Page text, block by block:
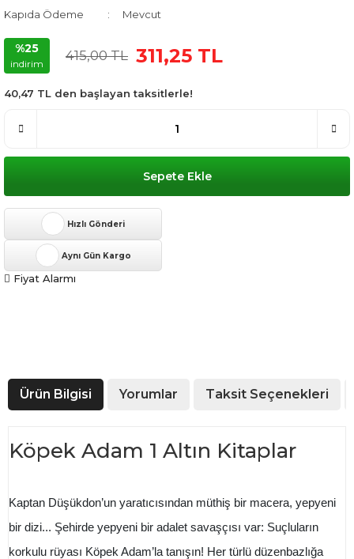
Kapıda Ödeme
Mevcut
%25
indirim
415,00 TL 311,25 TL
40,47 TL den başlayan taksitlerle!
Sepete Ekle
Hızlı Gönderi
Aynı Gün Kargo
Fiyat Alarmı
Ürün Bilgisi Yorumlar Taksit Seçenekleri
Köpek Adam 1 Altın Kitaplar
Kaptan Düşükdon’un yaratıcısından müthiş bir macera, yepyeni
bir dizi... Şehirde yepyeni bir adalet savaşçısı var: Suçluların
korkulu rüyası Köpek Adam’la tanışın! Her türlü düzenbazlığa